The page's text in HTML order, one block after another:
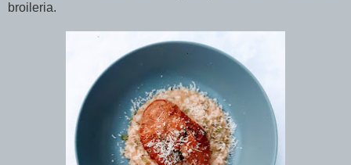
broileria.